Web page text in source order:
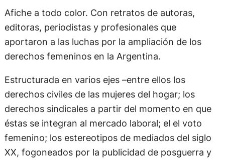
Afiche a todo color. Con retratos de autoras,
editoras, periodistas y profesionales que
aportaron a las luchas por la ampliación de los
derechos femeninos en la Argentina.
Estructurada en varios ejes –entre ellos los
derechos civiles de las mujeres del hogar; los
derechos sindicales a partir del momento en que
éstas se integran al mercado laboral; el el voto
femenino; los estereotipos de mediados del siglo
XX, fogoneados por la publicidad de posguerra y